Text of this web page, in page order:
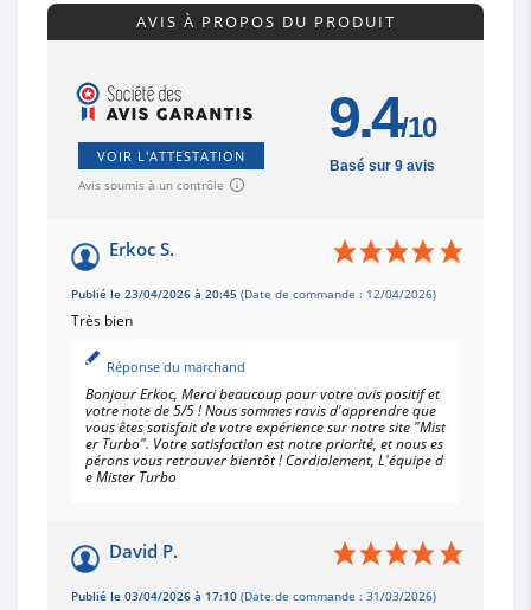
AVIS À PROPOS DU PRODUIT
VOIR L'ATTESTATION
Avis soumis à un contrôle
9.4/10
Basé sur 9 avis
Erkoc S.
Publié le 23/04/2026 à 20:45 (Date de commande : 12/04/2026)
Très bien
Réponse du marchand
Bonjour Erkoc, Merci beaucoup pour votre avis positif et
votre note de 5/5 ! Nous sommes ravis d'apprendre que
vous êtes satisfait de votre expérience sur notre site "Mist
er Turbo". Votre satisfaction est notre priorité, et nous es
pérons vous retrouver bientôt ! Cordialement, L'équipe d
e Mister Turbo
David P.
Publié le 03/04/2026 à 17:10 (Date de commande : 31/03/2026)